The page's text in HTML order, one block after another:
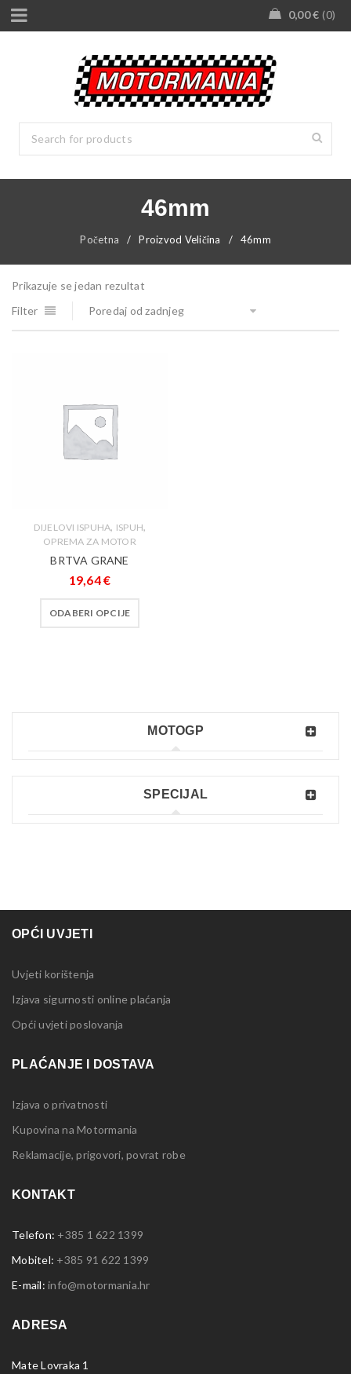
0,00€ 0
46mm
Početna / Proizvod Veličina / 46mm
MOTOGP
SPECIJAL
Prikazuje se jedan rezultat
Filter
Poredaj od zadnjeg
DIJELOVI ISPUHA, ISPUH,
OPREMA ZA MOTOR
BRTVA GRANE
19,64€
ODABERI OPCIJE
OPĆI UVJETI
Uvjeti korištenja
Izjava sigurnosti online plaćanja
Opći uvjeti poslovanja
PLAĆANJE I DOSTAVA
Izjava o privatnosti
Kupovina na Motormania
Reklamacije, prigovori, povrat robe
KONTAKT
Telefon: +385 1 622 1399
Mobitel: +385 91 622 1399
E-mail: info@motormania.hr
ADRESA
Mate Lovraka 1